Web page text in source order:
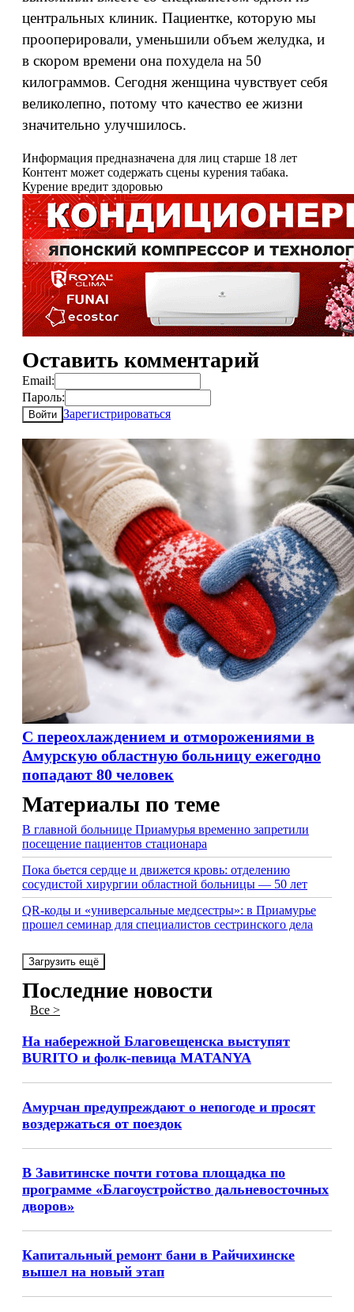
центральных клиник. Пациентке, которую мы
прооперировали, уменьшили объем желудка, и
в скором времени она похудела на 50
килограммов. Сегодня женщина чувствует себя
великолепно, потому что качество ее жизни
значительно улучшилось.
Информация предназначена для лиц старше 18 лет
Контент может содержать сцены курения табака.
Курение вредит здоровью
Оставить комментарий
Email:
Пароль:
Войти Зарегистрироваться
С переохлаждением и отморожениями в
Амурскую областную больницу ежегодно
попадают 80 человек
Материалы по теме
В главной больнице Приамурья временно запретили
посещение пациентов стационара
Пока бьется сердце и движется кровь: отделению
сосудистой хирургии областной больницы — 50 лет
QR-коды и «универсальные медсестры»: в Приамурье
прошел семинар для специалистов сестринского дела
Загрузить ещё
Последние новости
Все >
На набережной Благовещенска выступят
BURITO и фолк-певица MATANYA
Амурчан предупреждают о непогоде и просят
воздержаться от поездок
В Завитинске почти готова площадка по
программе «Благоустройство дальневосточных
дворов»
Капитальный ремонт бани в Райчихинске
вышел на новый этап